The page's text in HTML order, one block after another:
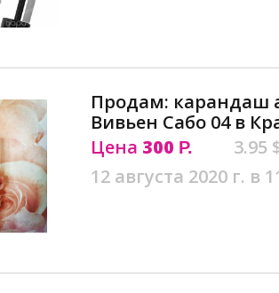
Продам: карандаш
Вивьен Сабо 04 в
Цена 300 Р.
3.95
12 августа 2020 г. в